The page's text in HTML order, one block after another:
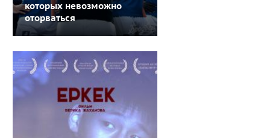
которых невозможно
оторваться